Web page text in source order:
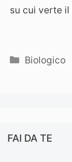
su cui verte il
Categorie
Biologico
FAI DA TE